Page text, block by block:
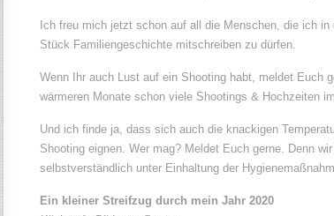
Ich freu mich jetzt schon auf all die Menschen, die ich
Stück Familiengeschichte mitschreiben zu dürfen.
Wenn Ihr auch Lust auf ein Shooting habt, meldet Euch
wärmeren Monate schon viele Shootings & Hochzeiten
Und ich finde ja, dass sich auch die knackigen
Shooting eignen. Wer mag? Meldet Euch gerne. Denn
selbstverständlich unter Einhaltung der
Ein kleiner Streifzug durch mein Jahr 2020